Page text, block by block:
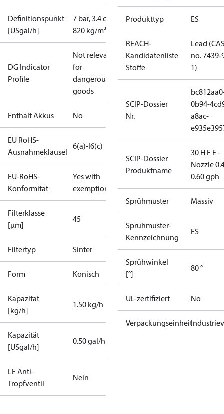
Definitionspunkt
[USgal/h]
7 bar, 3.4 cSt,
820 kg/m³
DG Indicator
Profile
Not relevant
for
dangerous
goods
Enthält Akkus No
EU RoHS-
Ausnahmeklausel
6(a)-I6(c)
EU-RoHS-
Konformität
Yes with
exemptions
Filterklasse
[µm]
45
Filtertyp Sinter
Form Konisch
Kapazität
[kg/h]
1.50 kg/h
Kapazität
[USgal/h]
0.50 gal/h
LE Anti-
Tropfventil
Nein
Produkttyp ES
REACH-
Kandidatenliste
Stoffe
Lead
no. 7439-
1)
SCIP-Dossier
Nr.
0b94-
a8ac-
SCIP-Dossier
Produktname
30 H F E -
Nozzle
0.60 gph
Sprühmuster Massiv
Sprühmuster-
Kennzeichnung
ES
Sprühwinkel
[°]
80 °
UL-zertifiziert No
Verpackungseinheit